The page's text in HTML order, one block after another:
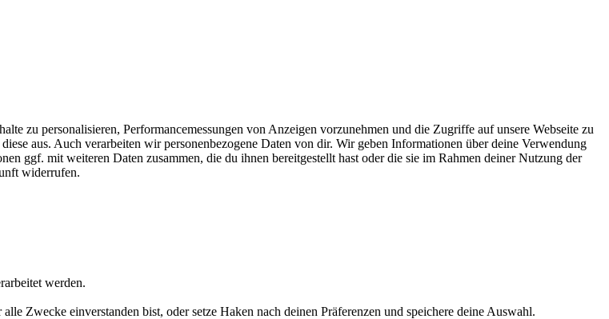
zu personalisieren, Performancemessungen von Anzeigen vorzunehmen und die Zugriffe auf unsere Webseite zu
aus. Auch verarbeiten wir personenbezogene Daten von dir. Wir geben Informationen über deine Verwendung
ggf. mit weiteren Daten zusammen, die du ihnen bereitgestellt hast oder die sie im Rahmen deiner Nutzung der
widerrufen.
werden.
Zwecke einverstanden bist, oder setze Haken nach deinen Präferenzen und speichere deine Auswahl.